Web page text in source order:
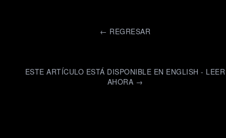
← REGRESAR
ESTE ARTÍCULO ESTÁ DISPONIBLE EN ENGLISH - LEER
AHORA →